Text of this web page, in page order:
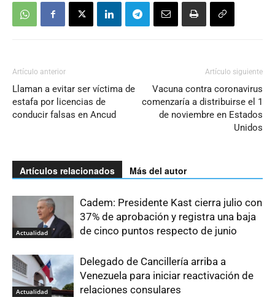
Artículo anterior
Llaman a evitar ser víctima de
estafa por licencias de
conducir falsas en Ancud
Artículo siguiente
Vacuna contra coronavirus
comenzaría a distribuirse el 1
de noviembre en Estados
Unidos
Artículos relacionados Más del autor
Actualidad
Cadem: Presidente Kast cierra julio con
37% de aprobación y registra una baja
de cinco puntos respecto de junio
Actualidad
Delegado de Cancillería arriba a
Venezuela para iniciar reactivación de
relaciones consulares